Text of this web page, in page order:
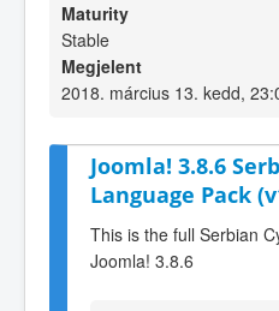
Maturity
Stable
Megjelent
2018. március 13. kedd,
Joomla! 3.8.6
Language Pack
This is the full Serbian
Joomla! 3.8.6